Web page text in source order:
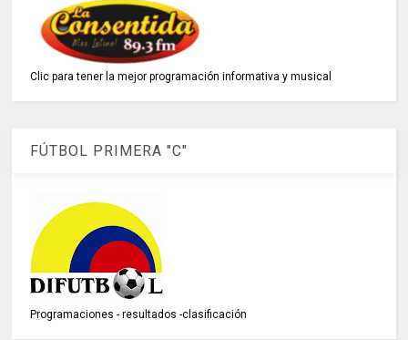
Clic para tener la mejor programación informativa y musical
FÚTBOL PRIMERA "C"
Programaciones - resultados -clasificación